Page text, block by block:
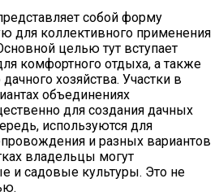
собой форму
для коллективного применения
целью тут вступает
комфортного отдыха, а также
хозяйства. Участки в
объединениях
для создания дачных
используются для
и разных вариантов
владельцы могут
и садовые культуры. Это не